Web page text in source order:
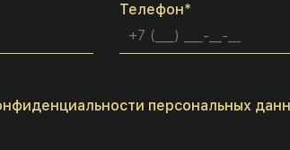
Телефон*
персональных